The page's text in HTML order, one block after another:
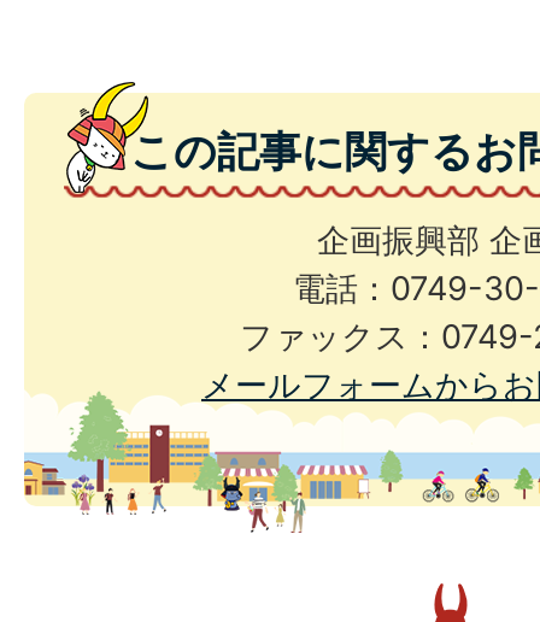
この記事に関するお
企画振興部 企
電話：0749-
ファックス：
メールフォームから